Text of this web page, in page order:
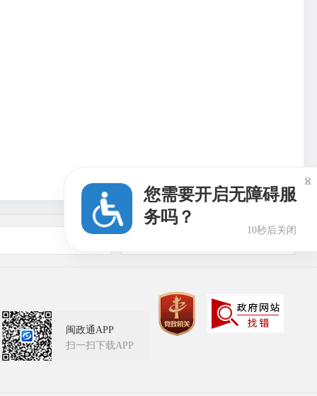
闽政通APP
扫一扫下载APP
您需要开启无障碍服
务吗？
9秒后关闭
